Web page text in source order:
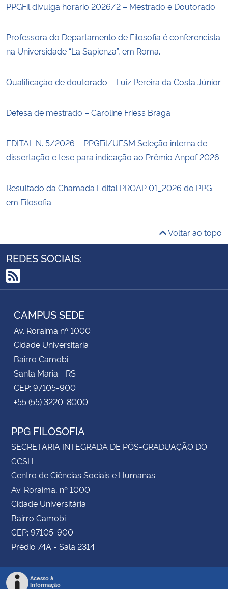
PPGFil divulga horário 2026/2 – Mestrado e Doutorado
Professora do Departamento de Filosofia é conferencista
na Universidade “La Sapienza”, em Roma.
Qualificação de doutorado – Luiz Pereira da Costa Júnior
Defesa de mestrado – Caroline Friess Braga
EDITAL N. 5/2026 – PPGFil/UFSM Seleção interna de
dissertação e tese para indicação ao Prêmio Anpof 2026
Resultado da Chamada Edital PROAP 01_2026 do PPG
em Filosofia
Voltar ao topo
REDES SOCIAIS:
RSS
CAMPUS SEDE
Av. Roraima nº 1000
Cidade Universitária
Bairro Camobi
Santa Maria - RS
CEP: 97105-900
+55 (55) 3220-8000
PPG FILOSOFIA
SECRETARIA INTEGRADA DE PÓS-GRADUAÇÃO DO
CCSH
Centro de Ciências Sociais e Humanas
Av. Roraima, nº 1000
Cidade Universitária
Bairro Camobi
CEP: 97105-900
Prédio 74A - Sala 2314
Acesso à
Informação